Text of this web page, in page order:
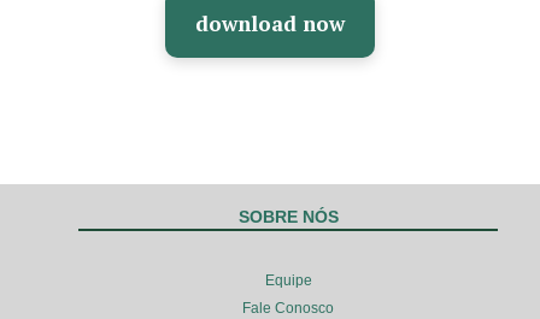
download now
SOBRE NÓS
Equipe
Fale Conosco